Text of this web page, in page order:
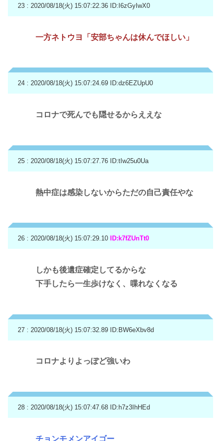
23 : 2020/08/18(火) 15:07:22.36 ID:I6zGyIwX0
一方ネトウヨ「安部ちゃんは休んでほしい」
24 : 2020/08/18(火) 15:07:24.69 ID:dz6EZUpU0
コロナで死んでも隠せるからええな
25 : 2020/08/18(火) 15:07:27.76 ID:tIw25u0Ua
熱中症は感染しないからただの自己責任やな
26 : 2020/08/18(火) 15:07:29.10 ID:k7fZUnTt0
しかも後遺症確定してるからな
下手したら一生歩けなく、喋れなくなる
27 : 2020/08/18(火) 15:07:32.89 ID:BW6eXbv8d
コロナよりよっぽど強いわ
28 : 2020/08/18(火) 15:07:47.68 ID:h7z3IhHEd
チョンモメンアイゴー